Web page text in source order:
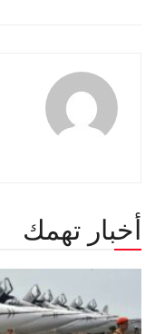
أخبار تهمك